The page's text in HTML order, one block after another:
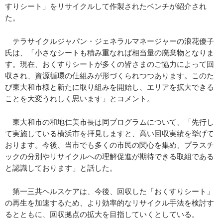
すりシート」をリサイクルして作製されたベンチが紹介され
た。
テラサイクルジャパン・ジェネラルマネージャーの浪花優子
氏は、「小さなシートも積み重なれば相当量の廃棄物となりま
す。現在、おくすりシートが多くの皆さまのご協力によって回
収され、資源循環の仕組みが形づくられつつあります。このた
び東大和市様と新たに取り組みを開始し、エリアを拡大できる
ことを大変うれしく思います」とコメント。
東大和市の和地仁美市長は同プログラムについて、「先行し
て実施している横浜市を拝見しますと、高い回収実績を挙げて
おります。今後、当市でも多くの市民の関心を集め、プラスチ
ックの分別やリサイクルへの理解促進が期待できる取組である
と認識しております」と話した。
第一三共ヘルスケアは、今後、回収した「おくすりシート」
の再生を加速するため、より効率的なリサイクル手法を検討す
るとともに、回収拠点の拡大を目指していくとしている。